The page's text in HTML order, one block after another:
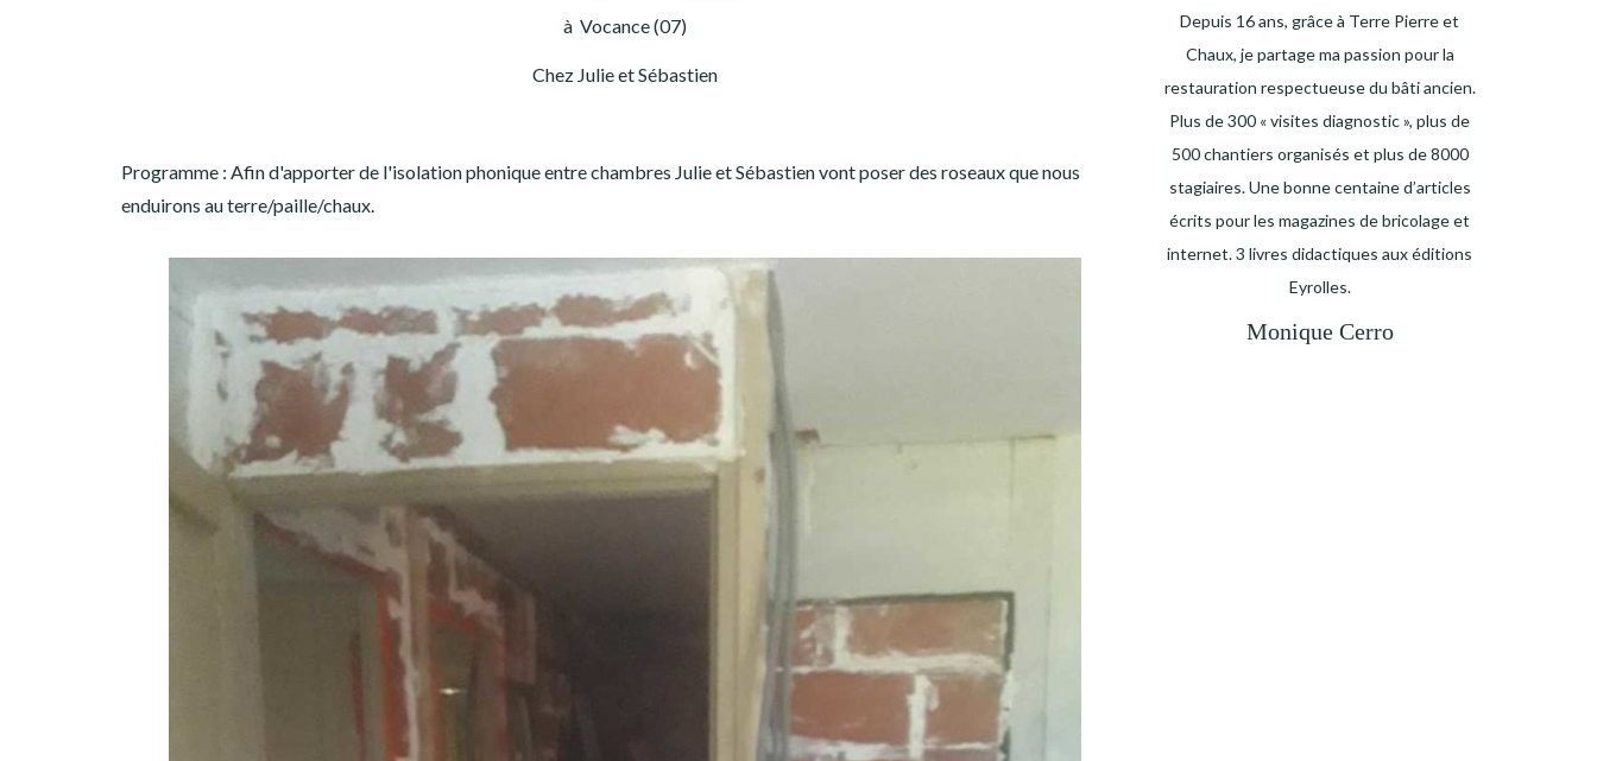
à Vocance (07)
Chez Julie et Sébastien
Programme : Afin d'apporter de l'isolation phonique entre chambres Julie et Sébastien vont poser des roseaux que nous
enduirons au terre/paille/chaux.
Depuis 16 ans, grâce à Terre Pierre et
Chaux, je partage ma passion pour la
restauration respectueuse du bâti ancien.
Plus de 300 « visites diagnostic », plus de
500 chantiers organisés et plus de 8000
stagiaires. Une bonne centaine d’articles
écrits pour les magazines de bricolage et
internet. 3 livres didactiques aux éditions
Eyrolles.
Monique Cerro